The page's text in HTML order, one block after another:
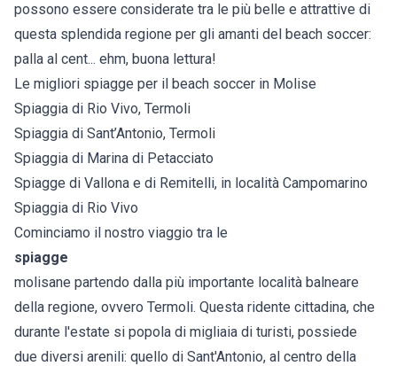
possono essere considerate tra le più belle e attrattive di
questa splendida regione per gli amanti del beach soccer:
palla al cent... ehm, buona lettura!
Le migliori spiagge per il beach soccer in Molise
Spiaggia di Rio Vivo, Termoli
Spiaggia di Sant’Antonio, Termoli
Spiaggia di Marina di Petacciato
Spiagge di Vallona e di Remitelli, in località Campomarino
Spiaggia di Rio Vivo
Cominciamo il nostro viaggio tra le
spiagge
molisane partendo dalla più importante località balneare
della regione, ovvero Termoli. Questa ridente cittadina, che
durante l'estate si popola di migliaia di turisti, possiede
due diversi arenili: quello di Sant'Antonio, al centro della